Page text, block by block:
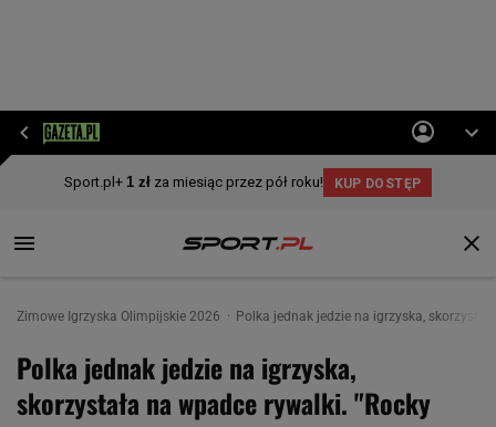
Zimowe Igrzyska Olimpijskie 2026 Polka jednak jedzie na igrzyska,
Polka jednak jedzie na igrzyska,
skorzystała na wpadce rywalki. "Rocky